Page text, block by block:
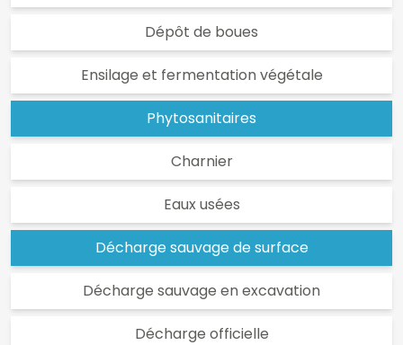
Dépôt de boues
Ensilage et fermentation végétale
Phytosanitaires
Charnier
Eaux usées
Décharge sauvage de surface
Décharge sauvage en excavation
Décharge officielle